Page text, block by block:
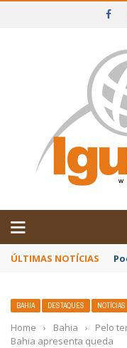
IGUAÍ E SUDOESTE
ÚLTIMAS NOTÍCIAS
BAHIA DESTAQUES NOTÍCIAS
Home › Bahia ›
Pelo
Bahia apresenta queda